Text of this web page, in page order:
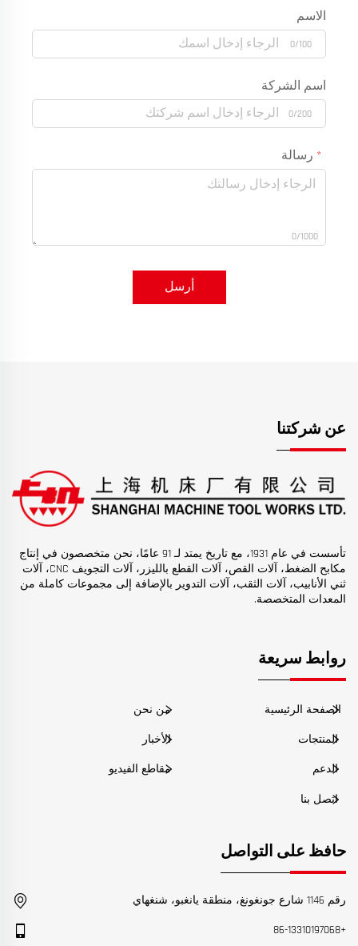
الاسم
0/100
اسم الشركة
0/200
رسالة
0/1000
أرسل
عن شركتنا
تأسست في عام 1931، مع تاريخ يمتد لـ 91 عامًا، نحن متخصصون في إنتاج
مكابح الضغط، آلات القص، آلات القطع بالليزر، آلات التجويف CNC، آلات
ثني الأنابيب، آلات الثقب، آلات التدوير بالإضافة إلى مجموعات كاملة من
المعدات المتخصصة.
روابط سريعة
الصفحة الرئيسية من نحن
المنتجات الأخبار
الدعم مقاطع الفيديو
اتصل بنا
حافظ على التواصل
رقم 1146 شارع جونغونغ، منطقة يانغبو، شنغهاي
+86-13310197068